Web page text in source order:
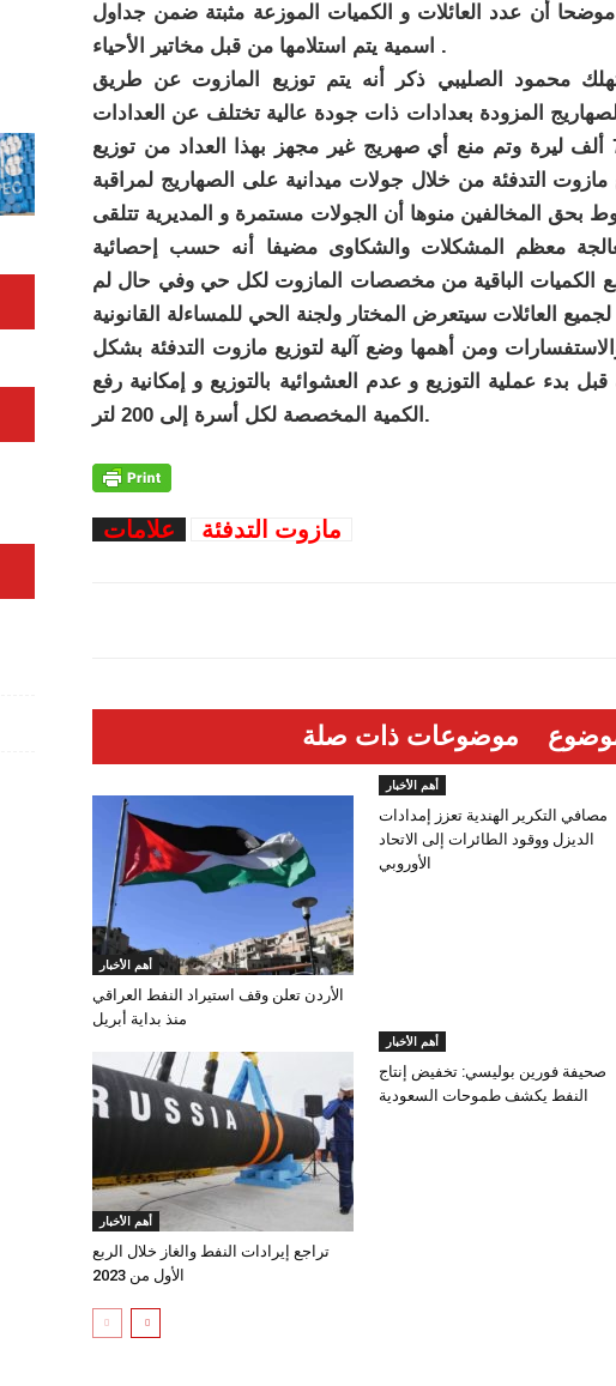
موضحا أن عدد العائلات و الكميات الموزعة مثبتة ضمن جداول
اسمية يتم استلامها من قبل مخاتير الأحياء .
محمود الصليبي ذكر أنه يتم توزيع المازوت عن طريق
المزودة بعدادات ذات جودة عالية تختلف عن العدادات
القديمة وتبلغ قيمة العداد حوالي 700 ألف ليرة وتم منع أي صهريج غير مجهز بهذا العداد من توزيع
مازوت التدفئة من خلال جولات ميدانية على الصهاريج لمراقبة
بحق المخالفين منوها أن الجولات مستمرة و المديرية تتلقى
معظم المشكلات والشكاوى مضيفا أنه حسب إحصائية
اعتبارا من 1/11 ستوضع الكميات الباقية من مخصصات المازوت لكل حي وفي حال لم
ومن أهمها وضع آلية لتوزيع مازوت التدفئة بشكل
بدء عملية التوزيع و عدم العشوائية بالتوزيع و إمكانية رفع
الكمية المخصصة لكل أسرة إلى 200 لتر.
علامات مازوت التدفئة
موضوعات ذات صلة
أهم الأخبار
الأردن تعلن وقف استيراد النفط العراقي
منذ بداية أبريل
أهم الأخبار
مصافي التكرير الهندية تعزز إمدادات
الديزل ووقود الطائرات إلى الاتحاد
الأوروبي
أهم الأخبار
تراجع إيرادات النفط والغاز خلال الربع
الأول من 2023
أهم الأخبار
صحيفة فورين بوليسي: تخفيض إنتاج
النفط يكشف طموحات السعودية